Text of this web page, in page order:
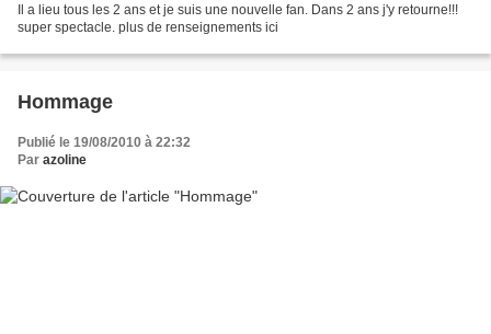
Il a lieu tous les 2 ans et je suis une nouvelle fan. Dans 2 ans j'y retourne!!!
super spectacle. plus de renseignements ici
Hommage
Publié le 19/08/2010 à 22:32
Par azoline